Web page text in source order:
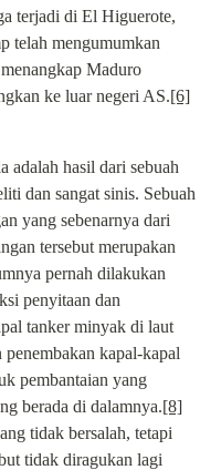
terjadi di El Higuerote,
telah mengumumkan
Maduro
ke luar negeri AS.[6]
adalah hasil dari sebuah
dan sangat sinis. Sebuah
yang sebenarnya dari
tersebut merupakan
pernah dilakukan
penyitaan dan
tanker minyak di laut
penembakan kapal-kapal
pembantaian yang
berada di dalamnya.[8]
tidak bersalah, tetapi
tidak diragukan lagi